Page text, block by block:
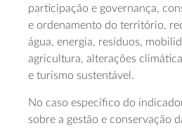
participação e governança,
e ordenamento do território,
água, energia, resíduos,
agricultura, alterações
e turismo sustentável.
No caso específico do
sobre a gestão e conservação